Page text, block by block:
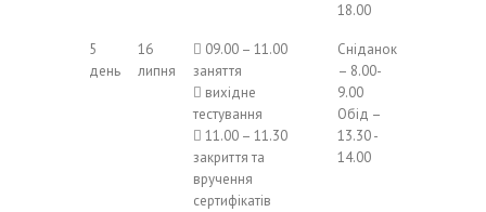
18.00
5
день
16
липня
 09.00 – 11.00
заняття
 вихідне
тестування
 11.00 – 11.30
закриття та
вручення
сертифікатів
Сніданок
– 8.00-
9.00
Обід –
13.30 -
14.00